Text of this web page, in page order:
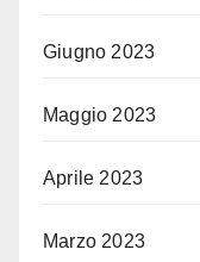
Giugno 2023
Maggio 2023
Aprile 2023
Marzo 2023